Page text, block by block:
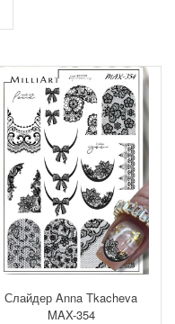
Слайдер Anna Tkacheva
MAX-354